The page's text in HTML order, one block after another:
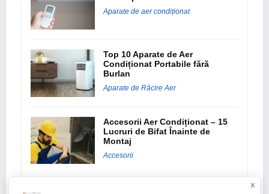
Aparate de aer condiționat
Top 10 Aparate de Aer
Condiționat Portabile fără
Burlan
Aparate de Răcire Aer
Accesorii Aer Condiționat – 15
Lucruri de Bifat Înainte de
Montaj
Accesorii
x